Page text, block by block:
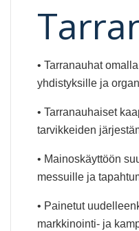
• Tarranauhat
yhdistyksille ja
• Tarranauhaiset
tarvikkeiden
• Mainoskäyttöön
messuille ja
• Painetut
markkinointi- ja